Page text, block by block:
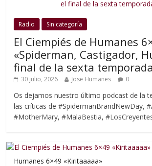
Radio Sin categoría
El Ciempiés de Humanes
«Spiderman, Castigador,
final de la sexta
30 julio, 2026 Jose Humanes 0
Os dejamos nuestro último podcast de la
las críticas de #SpidermanBrandNewDay,
#MotherMary, #MalaBestia,
Humanes 6×49 «Kiritaaaaa»